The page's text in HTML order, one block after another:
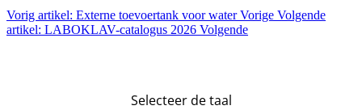
Vorig artikel: Externe toevoertank voor waterVorige Volgende
artikel: LABOKLAV-catalogus 2026 Volgende
Selecteer de taal